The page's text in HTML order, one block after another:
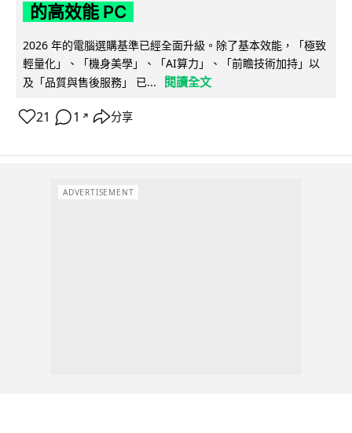
的高效能 PC
2026 年的電腦選購基準已經全面升級。除了基本效能，「極致
輕量化」、「機身美學」、「AI算力」、「前瞻技術加持」以
及「品質與售後服務」 已...
閱讀全文
21 1 ↗ 分享
ADVERTISEMENT